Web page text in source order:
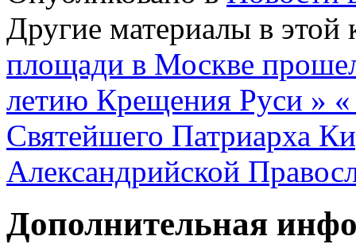
Другие материалы в этой
площади в Москве
летию Крещения Руси »
Святейшего Патриарха
Александрийской
Дополнительная